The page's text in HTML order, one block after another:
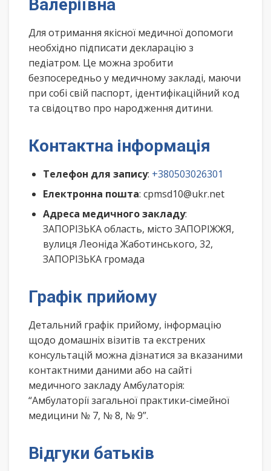
Валеріївна
Для отримання якісної медичної допомоги
необхідно підписати декларацію з
педіатром. Це можна зробити
безпосередньо у медичному закладі, маючи
при собі свій паспорт, ідентифікаційний код
та свідоцтво про народження дитини.
Контактна інформація
Телефон для запису: +380503026301
Електронна пошта: cpmsd10@ukr.net
Адреса медичного закладу:
ЗАПОРІЗЬКА область, місто ЗАПОРІЖЖЯ,
вулиця Леоніда Жаботинського, 32,
ЗАПОРІЗЬКА громада
Графік прийому
Детальний графік прийому, інформацію
щодо домашніх візитів та екстрених
консультацій можна дізнатися за вказаними
контактними даними або на сайті
медичного закладу Амбулаторія:
“Амбулаторії загальної практики-сімейної
медицини № 7, № 8, № 9”.
Відгуки батьків